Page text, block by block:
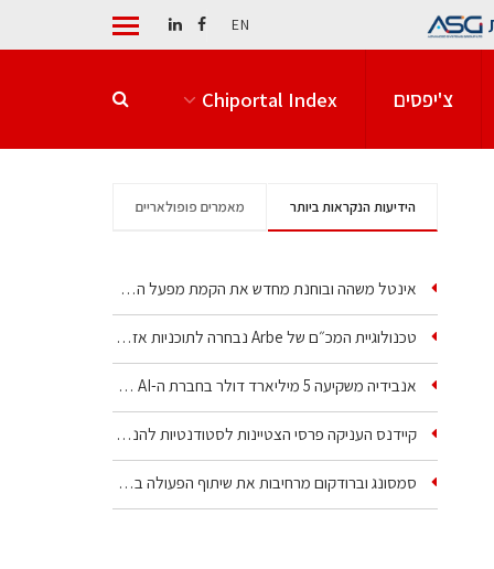
EN
צ'יפסים Chiportal Index
הידיעות הנקראות ביותר מאמרים פופולאריים
אינטל משהה ובוחנת מחדש את הקמת מפעל הענק שלה בקריית גת
טכנולוגיית המכ״ם של Arbe נבחרה לתוכניות אזרחיות וביטחוניות
אנבידיה משקיעה 5 מיליארד דולר בחברת ה-AI של איליה סוצקבר
קיידנס העניקה פרסי הצטיינות לסטודנטיות להנדסת חשמל ופיזיקה
סמסונג וברודקום מרחיבות את שיתוף הפעולה בשבבי AI…